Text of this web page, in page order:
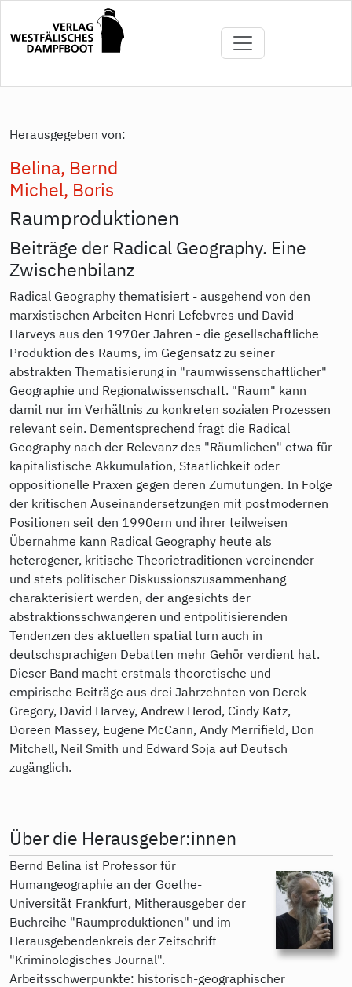
main
Herausgegeben von:
Belina, Bernd
Michel, Boris
Raumproduktionen
Beiträge der Radical Geography. Eine
Zwischenbilanz
Radical Geography thematisiert - ausgehend von den
marxistischen Arbeiten Henri Lefebvres und David
Harveys aus den 1970er Jahren - die gesellschaftliche
Produktion des Raums, im Gegensatz zu seiner
abstrakten Thematisierung in "raumwissenschaftlicher"
Geographie und Regionalwissenschaft. "Raum" kann
damit nur im Verhältnis zu konkreten sozialen Prozessen
relevant sein. Dementsprechend fragt die Radical
Geography nach der Relevanz des "Räumlichen" etwa für
kapitalistische Akkumulation, Staatlichkeit oder
oppositionelle Praxen gegen deren Zumutungen. In Folge
der kritischen Auseinandersetzungen mit postmodernen
Positionen seit den 1990ern und ihrer teilweisen
Übernahme kann Radical Geography heute als
heterogener, kritische Theorietraditionen vereinender
und stets politischer Diskussionszusammenhang
charakterisiert werden, der angesichts der
abstraktionsschwangeren und entpolitisierenden
Tendenzen des aktuellen spatial turn auch in
deutschsprachigen Debatten mehr Gehör verdient hat.
Dieser Band macht erstmals theoretische und
empirische Beiträge aus drei Jahrzehnten von Derek
Gregory, David Harvey, Andrew Herod, Cindy Katz,
Doreen Massey, Eugene McCann, Andy Merrifield, Don
Mitchell, Neil Smith und Edward Soja auf Deutsch
zugänglich.
Über die Herausgeber:innen
Bernd Belina ist Professor für
Humangeographie an der Goethe-
Universität Frankfurt, Mitherausgeber der
Buchreihe "Raumproduktionen" und im
Herausgebendenkreis der Zeitschrift
"Kriminologisches Journal".
Arbeitsschwerpunkte: historisch-geographischer